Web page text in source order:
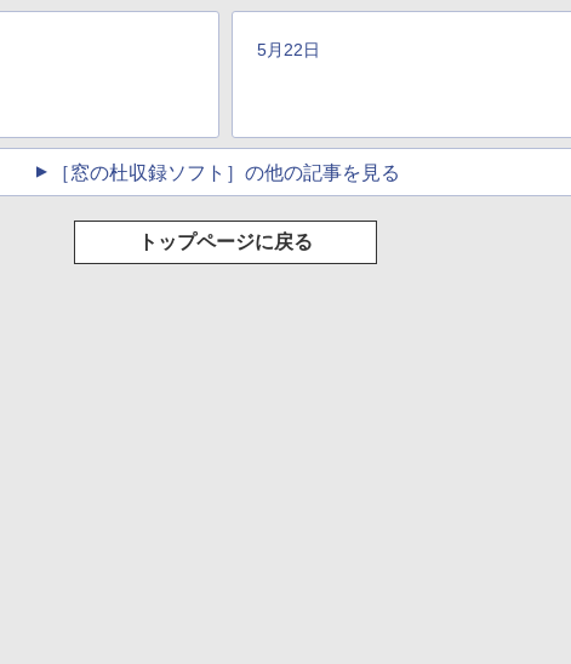
Labo)
もコンテンツ作成に
非エンジニアのため
レータ紹介
チディスプレイ電子
調節ライト、12週間
告なし、メタリック
ト、最大8週間持続バ
し、ブラック (2025
明るさ自動調整、色調
5月22日
［窓の杜収録ソフト］の他の記事を見る
トップページに戻る